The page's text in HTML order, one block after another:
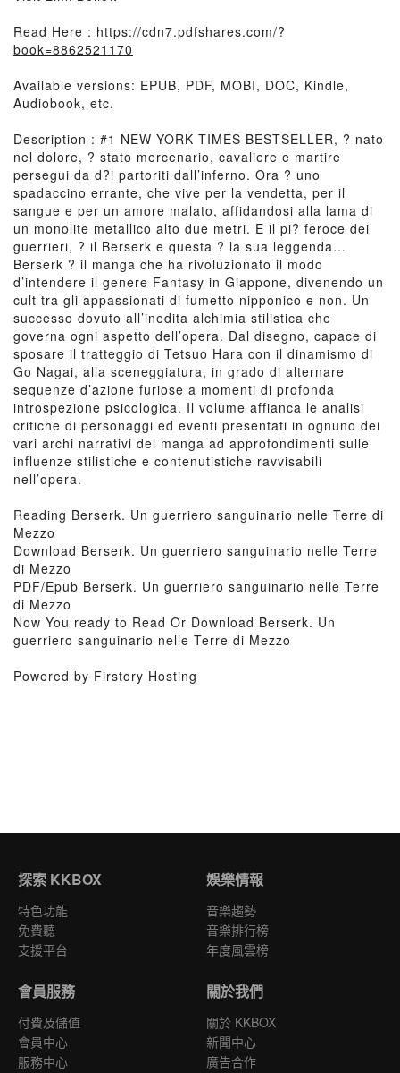
Read Here : https://cdn7.pdfshares.com/?
book=8862521170
Available versions: EPUB, PDF, MOBI, DOC, Kindle,
Audiobook, etc.
Description : #1 NEW YORK TIMES BESTSELLER, ? nato
nel dolore, ? stato mercenario, cavaliere e martire
persegui da d?i partoriti dall’inferno. Ora ? uno
spadaccino errante, che vive per la vendetta, per il
sangue e per un amore malato, affidandosi alla lama di
un monolite metallico alto due metri. E il pi? feroce dei
guerrieri, ? il Berserk e questa ? la sua leggenda…
Berserk ? il manga che ha rivoluzionato il modo
d’intendere il genere Fantasy in Giappone, divenendo un
cult tra gli appassionati di fumetto nipponico e non. Un
successo dovuto all’inedita alchimia stilistica che
governa ogni aspetto dell’opera. Dal disegno, capace di
sposare il tratteggio di Tetsuo Hara con il dinamismo di
Go Nagai, alla sceneggiatura, in grado di alternare
sequenze d’azione furiose a momenti di profonda
introspezione psicologica. Il volume affianca le analisi
critiche di personaggi ed eventi presentati in ognuno dei
vari archi narrativi del manga ad approfondimenti sulle
influenze stilistiche e contenutistiche ravvisabili
nell’opera.
Reading Berserk. Un guerriero sanguinario nelle Terre di
Mezzo
Download Berserk. Un guerriero sanguinario nelle Terre
di Mezzo
PDF/Epub Berserk. Un guerriero sanguinario nelle Terre
di Mezzo
Now You ready to Read Or Download Berserk. Un
guerriero sanguinario nelle Terre di Mezzo
Powered by Firstory Hosting
探索 KKBOX
特色功能
免費聽
支援平台
娛樂情報
音樂趨勢
音樂排行榜
年度風雲榜
會員服務
付費及儲值
會員中心
服務中心
關於我們
關於 KKBOX
新聞中心
廣告合作